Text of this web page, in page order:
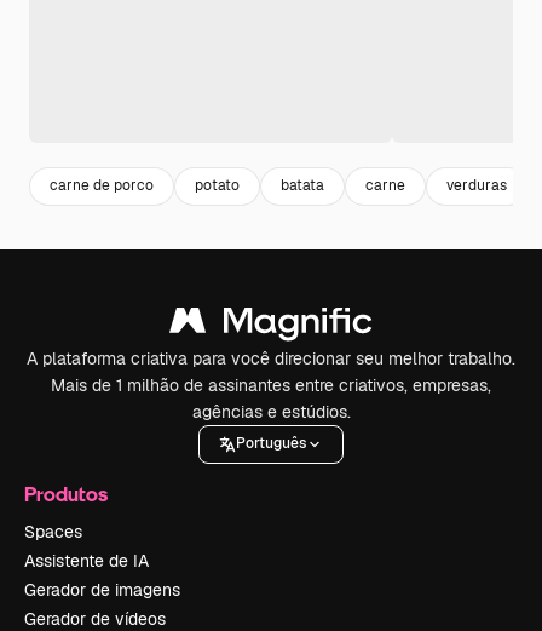
carne de porco potato batata carne verduras
A plataforma criativa para você direcionar seu melhor trabalho.
Mais de 1 milhão de assinantes entre criativos, empresas,
agências e estúdios.
Português
Produtos
Spaces
Assistente de IA
Gerador de imagens
Gerador de vídeos